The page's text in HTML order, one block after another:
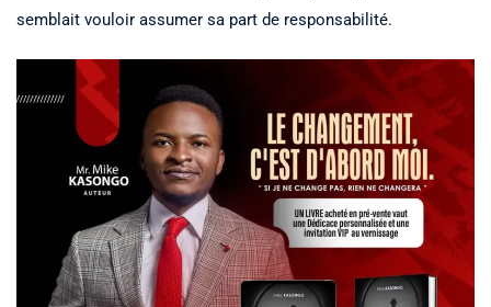
semblait vouloir assumer sa part de responsabilité.